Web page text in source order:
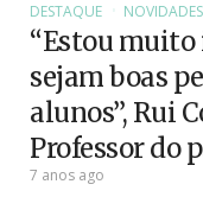
DESTAQUE NOVIDADES
“Estou muito
sejam boas
alunos”, Rui
Professor do
7 anos ago